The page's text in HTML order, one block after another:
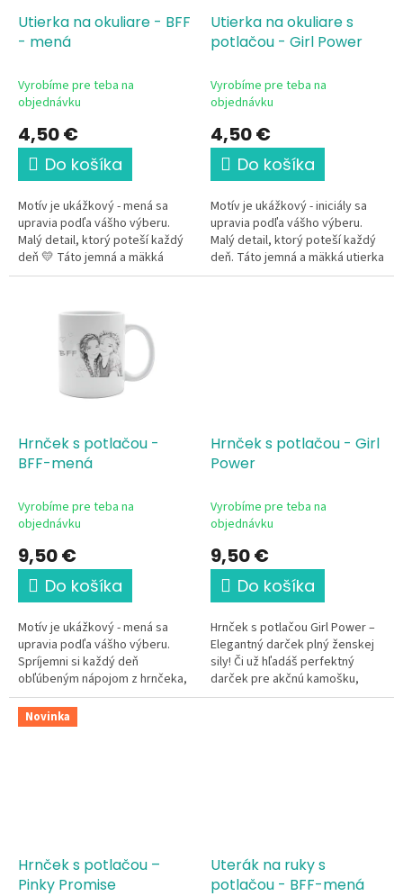
od
o
Utierka na okuliare - BFF
- mená
Vyrobíme pre teba na
objednávku
4,50 €
Do košíka
Motív je ukážkový - mená sa
upravia podľa vášho výberu.
Malý detail, ktorý poteší každý
deň 💛 Táto jemná a mäkká
utierka z mikrovlákna s jemným
Utierka na okuliare s
potlačou - Girl Power
Vyrobíme pre teba na
objednávku
4,50 €
Do košíka
Motív je ukážkový - iniciály sa
upravia podľa vášho výberu.
Malý detail, ktorý poteší každý
deň. Táto jemná a mäkká utierka
z mikrovlákna s výrazným "Girl
Hrnček s potlačou -
BFF-mená
Vyrobíme pre teba na
objednávku
9,50 €
Do košíka
Motív je ukážkový - mená sa
upravia podľa vášho výberu.
Spríjemni si každý deň
obľúbeným nápojom z hrnčeka,
ktorý je len tvoj 💛 Tento
elegantný keramický...
Hrnček s potlačou - Girl
Power
Vyrobíme pre teba na
objednávku
9,50 €
Do košíka
Hrnček s potlačou Girl Power –
Elegantný darček plný ženskej
sily! Či už hľadáš perfektný
darček pre akčnú kamošku,
sestru, kolegyňu, alebo chceš
Novinka
Hrnček s potlačou –
Pinky Promise
Uterák na ruky s
potlačou - BFF-mená